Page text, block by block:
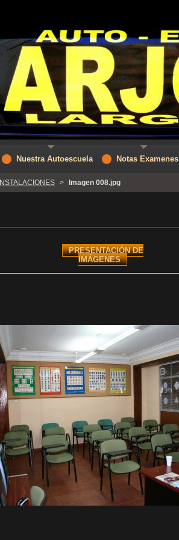
INSTALACIONES > Imagen 008.jpg
PRESENTACIÓN DE
IMÁGENES
Nuestra Autoescuela Notas Examenes